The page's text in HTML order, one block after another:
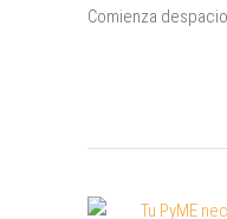
Comienza